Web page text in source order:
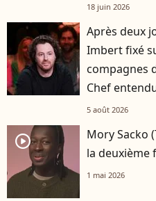
18 juin 2026
Après deux
Imbert fixé
compagnes
Chef
5 août 2026
player2
Mory Sacko
la deuxième
1 mai 2026